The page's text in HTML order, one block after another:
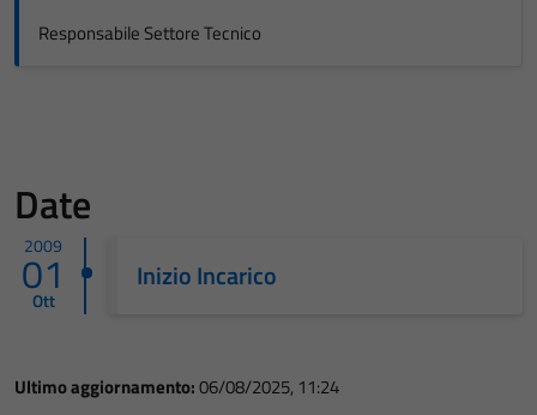
Responsabile Settore Tecnico
Date
2009
01
Ott
Inizio Incarico
Ultimo aggiornamento:06/08/2025, 11:24